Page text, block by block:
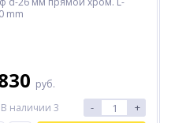
mm
руб.
В наличии 3
- +